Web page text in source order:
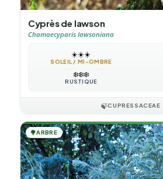
Cyprès de lawson
Chamaecyparis lawsoniana
☀️☀️☀️
SOLEIL / MI-OMBRE
❄️❄️❄️
RUSTIQUE
🍃CUPRESSACEAE
🌳ARBRE